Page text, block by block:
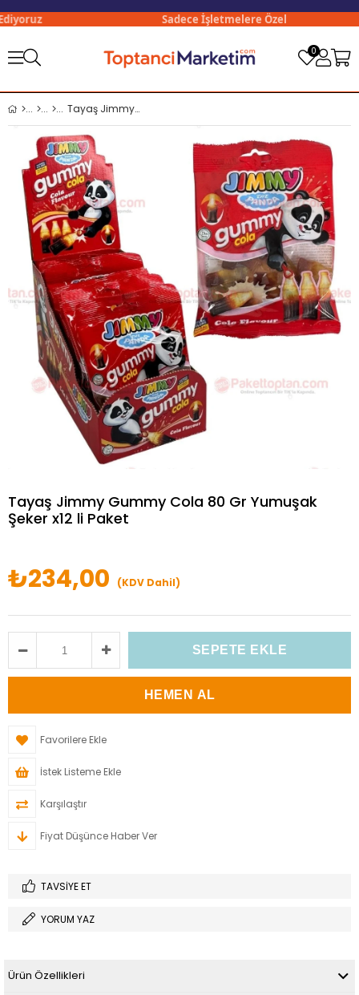
Sadece İşletmelere Özel
0
Tayaş Jimmy Gummy Cola 80 Gr Yumuşak Şeker x12 li Paket
Tayaş Jimmy Gummy Cola 80 Gr Yumuşak
Şeker x12 li Paket
₺234,00 (KDV Dahil)
Favorilere Ekle
İstek Listeme Ekle
Karşılaştır
Fiyat Düşünce Haber Ver
TAVSIYE ET
YORUM YAZ
Ürün Özellikleri